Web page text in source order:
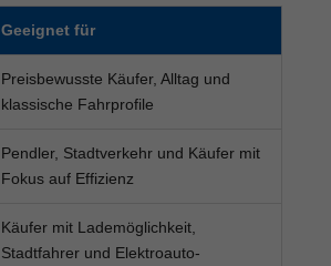
Geeignet für
Preisbewusste Käufer, Alltag und
klassische Fahrprofile
Pendler, Stadtverkehr und Käufer mit
Fokus auf Effizienz
Käufer mit Lademöglichkeit,
Stadtfahrer und Elektroauto-